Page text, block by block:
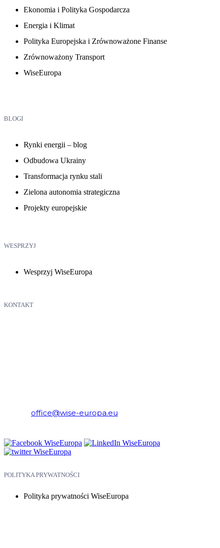
Ekonomia i Polityka Gospodarcza
Energia i Klimat
Polityka Europejska i Zrównoważone Finanse
Zrównoważony Transport
WiseEuropa
BLOGI
Rynki energii – blog
Odbudowa Ukrainy
Transformacja rynku stali
Zielona autonomia strategiczna
Projekty europejskie
WESPRZYJ
Wesprzyj WiseEuropa
KONTAKT
office@wise-europa.eu
POLITYKA PRYWATNOŚCI
Polityka prywatności WiseEuropa